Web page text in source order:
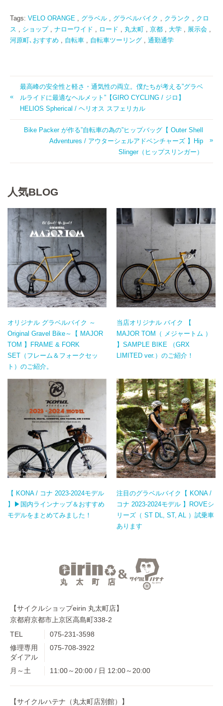
Tags: VELO ORANGE , グラベル , グラベルバイク , クランク , クロ
ス , ショップ, ナローワイド , ロード , 丸太町 , 京都 , 大学 , 展示会 ,
河原町､おすすめ , 自転車 , 自転車ツーリング , 通勤通学
最高峰の安全性と軽さ・通気性の両立。僕たちが考える”グラベ
ルライドに最適なヘルメット”【GIRO CYCLING / ジロ】
HELIOS Spherical / ヘリオス スフェリカル
Bike Packer が作る”自転車の為の”ヒップバッグ【 Outer Shell
Adventures / アウターシェルアドベンチャーズ 】Hip
Slinger（ヒップスリンガー）
人気BLOG
オリジナル グラベルバイク ～
Original Gravel Bike～【 MAJOR
TOM 】FRAME & FORK
SET（フレーム＆フォークセッ
ト）のご紹介。
当店オリジナル バイク 【
MAJOR TOM（ メジャートム ）
】SAMPLE BIKE （GRX
LIMITED ver.）のご紹介！
【 KONA / コナ 2023-2024モデル
】▶国内ラインナップ＆おすすめ
モデルをまとめてみました！
注目のグラベルバイク【 KONA /
コナ 2023-2024モデル 】ROVEシ
リーズ（ ST DL, ST, AL ）試乗車
あります
【サイクルショップeirin 丸太町店】
京都府京都市上京区高島町338-2
TEL
075-231-3598
修理専用
ダイアル
075-708-3922
月～土 11:00～20:00 / 日 12:00～20:00
【サイクルハテナ（丸太町店別館）】